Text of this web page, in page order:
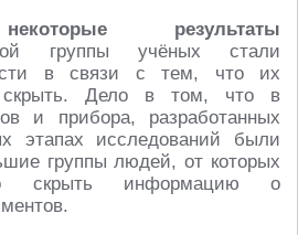
некоторые результаты
группы учёных стали
в связи с тем, что их
скрыть. Дело в том, что в
и прибора, разработанных
этапах исследований были
группы людей, от которых
скрыть информацию о